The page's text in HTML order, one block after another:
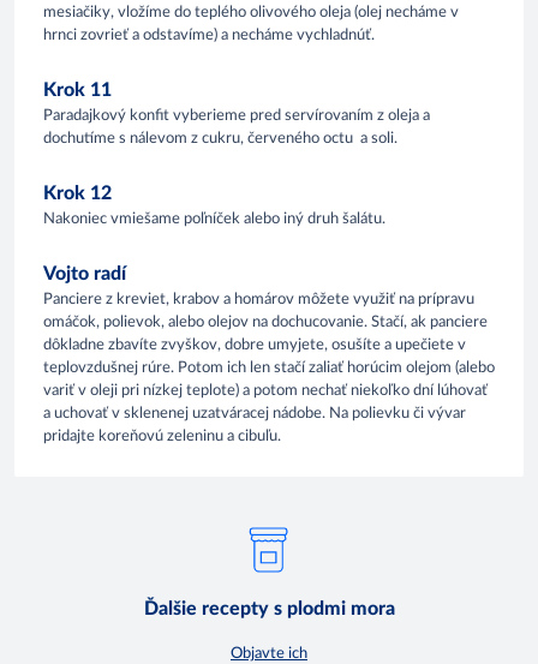
mesiačiky, vložíme do teplého olivového oleja (olej necháme v
hrnci zovrieť a odstavíme) a necháme vychladnúť.
Krok 11
Paradajkový konfit vyberieme pred servírovaním z oleja a
dochutíme s nálevom z cukru, červeného octu a soli.
Krok 12
Nakoniec vmiešame poľníček alebo iný druh šalátu.
Vojto radí
Panciere z kreviet, krabov a homárov môžete využiť na prípravu
omáčok, polievok, alebo olejov na dochucovanie. Stačí, ak panciere
dôkladne zbavíte zvyškov, dobre umyjete, osušíte a upečiete v
teplovzdušnej rúre. Potom ich len stačí zaliať horúcim olejom (alebo
variť v oleji pri nízkej teplote) a potom nechať niekoľko dní lúhovať
a uchovať v sklenenej uzatváracej nádobe. Na polievku či vývar
pridajte koreňovú zeleninu a cibuľu.
Ďalšie recepty s plodmi mora
Objavte ich